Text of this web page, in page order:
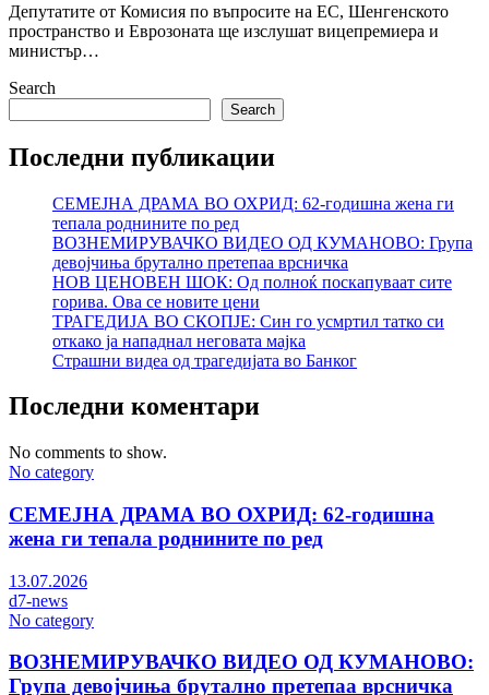
Депутатите от Комисия по въпросите на ЕС, Шенгенското
пространство и Еврозоната ще изслушат вицепремиера и
министър…
Search
Search
Последни публикации
СЕМЕЈНА ДРАМА ВО ОХРИД: 62-годишна жена ги
тепала роднините по ред
ВОЗНЕМИРУВАЧКО ВИДЕО ОД КУМАНОВО: Група
девојчиња брутално претепаа врсничка
НОВ ЦЕНОВЕН ШОК: Од полноќ поскапуваат сите
горива. Ова се новите цени
ТРАГЕДИЈА ВО СКОПЈЕ: Син го усмртил татко си
откако ја нападнал неговата мајка
Страшни видеа од трагедијата во Банког
Последни коментари
No comments to show.
No category
СЕМЕЈНА ДРАМА ВО ОХРИД: 62-годишна
жена ги тепала роднините по ред
13.07.2026
d7-news
No category
ВОЗНЕМИРУВАЧКО ВИДЕО ОД КУМАНОВО:
Група девојчиња брутално претепаа врсничка